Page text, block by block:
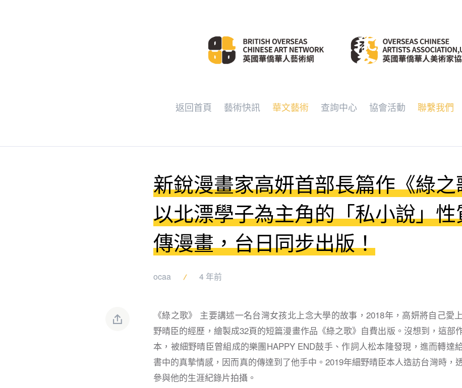
返回首頁 藝術快訊 華文藝術 查詢中心 協會活動 聯繫我們
新銳漫畫家高妍首部長篇作《綠之
以北漂學子為主角的「私小說」性
傳漫畫，台日同步出版！
ocaa 4 年前
《綠之歌》 主要講述一名台灣女孩北上念大學的故事，2018年，高妍將自己愛
野晴臣的經歷，繪製成32頁的短篇漫畫作品《綠之歌》自費出版。沒想到，這部
本，被細野晴臣曾組成的樂團HAPPY END鼓手、作詞人松本隆發現，進而轉達
書中的真摯情感，因而真的傳達到了他手中。2019年細野晴臣本人造訪台灣時，
參與他的生涯紀錄片拍攝。